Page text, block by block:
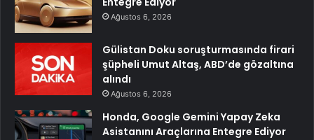
Ağustos 6, 2026
Gülistan Doku soruşturmasında firari
şüpheli Umut Altaş, ABD’de gözaltına
alındı
Ağustos 6, 2026
Honda, Google Gemini Yapay Zeka
Asistanını Araçlarına Entegre Ediyor